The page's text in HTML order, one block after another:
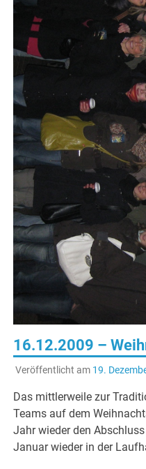
16.12.2009 –
Veröffentlicht am 19.
Das mittlerweile zur
Teams auf dem
Jahr wieder den
Januar wieder in der